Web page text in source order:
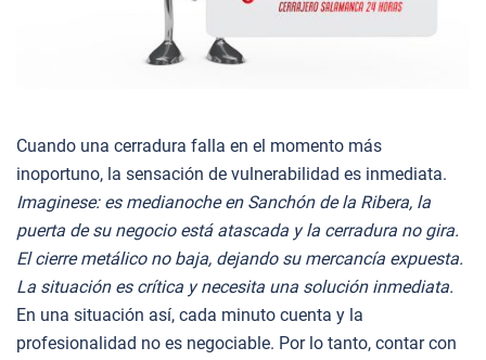
Cuando una cerradura falla en el momento más
inoportuno, la sensación de vulnerabilidad es inmediata.
Imaginese: es medianoche en Sanchón de la Ribera, la
puerta de su negocio está atascada y la cerradura no gira.
El cierre metálico no baja, dejando su mercancía expuesta.
La situación es crítica y necesita una solución inmediata.
En una situación así, cada minuto cuenta y la
profesionalidad no es negociable. Por lo tanto, contar con